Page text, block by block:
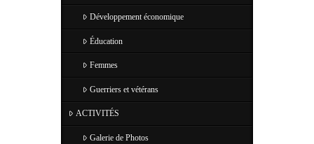
Développement économique
Éducation
Femmes
Guerriers et vétérans
ACTIVITÉS
Galerie de Photos